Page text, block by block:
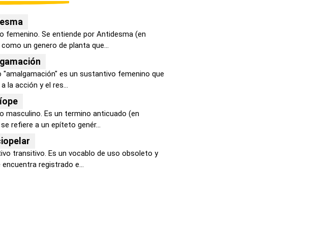
femenino. Se entiende por Antidesma (en
un genero de planta que...
"amalgamación" es un sustantivo femenino que
la acción y el res...
masculino. Es un termino anticuado (en
refiere a un epíteto genér...
transitivo. Es un vocablo de uso obsoleto y
encuentra registrado e...